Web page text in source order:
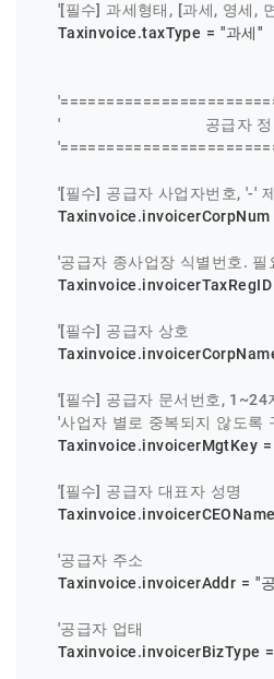
'[필수] 과세형태, [과세, 영세,
    Taxinvoice.taxType =
"과세"
'                              공급자 정
'[필수] 공급자 사업자번호, '-'
'공급자 종사업장 식별번호. 필
'[필수] 공급자 상호
'[필수] 공급자 문서번호, 1~24
'사업자 별로 중복되지 않도록
Taxinvoice.invoicerMgtKey
'[필수] 공급자 대표자 성명
'공급자 주소
    Taxinvoice.invoicerAddr =
"
'공급자 업태
    Taxinvoice.invoicerBizType =